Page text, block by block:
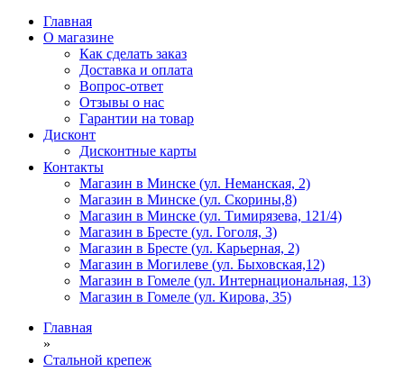
Главная
О магазине
Как сделать заказ
Доставка и оплата
Вопрос-ответ
Отзывы о нас
Гарантии на товар
Дисконт
Дисконтные карты
Контакты
Магазин в Минске (ул. Неманская, 2)
Магазин в Минске (ул. Скорины,8)
Магазин в Минске (ул. Тимирязева, 121/4)
Магазин в Бресте (ул. Гоголя, 3)
Магазин в Бресте (ул. Карьерная, 2)
Магазин в Могилеве (ул. Быховская,12)
Магазин в Гомеле (ул. Интернациональная, 13)
Магазин в Гомеле (ул. Кирова, 35)
Главная
»
Стальной крепеж